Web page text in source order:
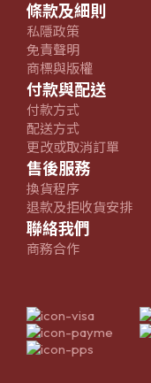
條款及細則
私隱政策
免責聲明
商標與版權
付款與配送
付款方式
配送方式
更改或取消訂單
售後服務
換貨程序
退款及拒收貨安排
聯絡我們
商務合作